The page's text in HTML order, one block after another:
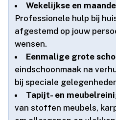
Wekelijkse en
Professionele hulp bij
afgestemd op jouw
wensen.​
Eenmalige grote
eindschoonmaak na
bij speciale
Tapijt- en
van stoffen meubels,